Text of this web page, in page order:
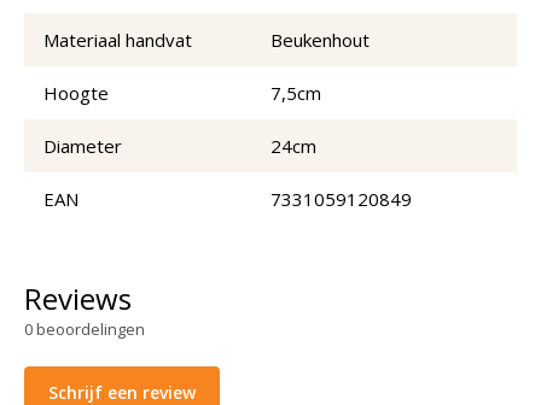
Materiaal handvat Beukenhout
Hoogte 7,5cm
Diameter 24cm
EAN 7331059120849
Reviews
0beoordelingen
Schrijf een review